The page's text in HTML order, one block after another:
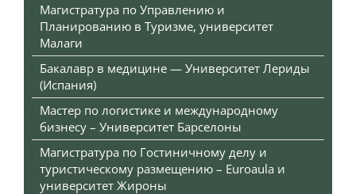
Магистратура по Управлению и
Планированию в Туризме, университет
Малаги
Бакалавр в медицине — Университет Лериды
(Испания)
Мастер по логистике и международному
бизнесу – Университет Барселоны
Магистратура по Гостиничному делу и
туристическому размещению – Euroaula и
университет Жироны